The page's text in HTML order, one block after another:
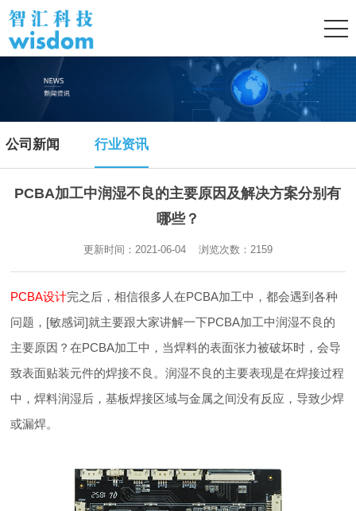
公司新闻 行业资讯
PCBA加工中润湿不良的主要原因及解决方案分别有
哪些？
更新时间：2021-06-04 浏览次数： 2159
PCBA设计完之后，相信很多人在PCBA加工中，都会遇到各种
问题，[敏感词]就主要跟大家讲解一下PCBA加工中润湿不良的
主要原因？在PCBA加工中，当焊料的表面张力被破坏时，会导
致表面贴装元件的焊接不良。润湿不良的主要表现是在焊接过程
中，焊料润湿后，基板焊接区域与金属之间没有反应，导致少焊
或漏焊。